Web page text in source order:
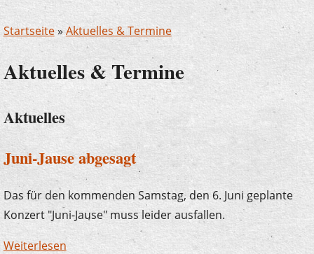
Startseite»Aktuelles & Termine
Aktuelles & Termine
Aktuelles
Juni-Jause abgesagt
Das für den kommenden Samstag, den 6. Juni geplante
Konzert "Juni-Jause" muss leider ausfallen.
Weiterlesen über Juni-Jause abgesagt